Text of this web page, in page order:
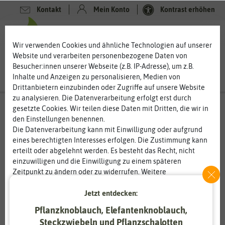
Kontakt Mein Konto Kontrast erhöhen
Wir verwenden Cookies und ähnliche Technologien auf unserer
Website und verarbeiten personenbezogene Daten von
Besucher:innen unserer Webseite (z.B. IP-Adresse), um z.B.
Inhalte und Anzeigen zu personalisieren, Medien von
Drittanbietern einzubinden oder Zugriffe auf unsere Website
zu analysieren. Die Datenverarbeitung erfolgt erst durch
gesetzte Cookies. Wir teilen diese Daten mit Dritten, die wir in
den Einstellungen benennen.
Die Datenverarbeitung kann mit Einwilligung oder aufgrund
eines berechtigten Interesses erfolgen. Die Zustimmung kann
erteilt oder abgelehnt werden. Es besteht das Recht, nicht
einzuwilligen und die Einwilligung zu einem späteren
Zeitpunkt zu ändern oder zu widerrufen. Weitere
Informationen zur Verwendung personenbezogener Daten und
den Diensten erklären wir in unsererDaten­schutz­erklärung
Essenziell Statistik
Jetzt entdecken:
Pflanzknoblauch, Elefantenknoblauch,
Steckzwiebeln und Pflanzschalotten